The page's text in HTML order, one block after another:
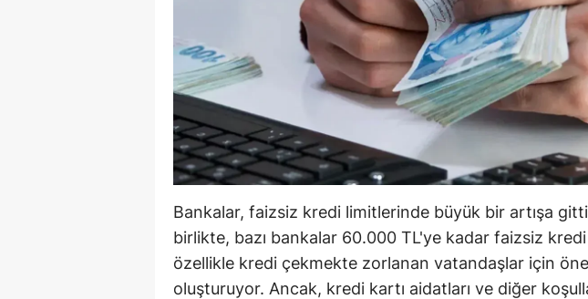
Bingöl
Bitlis
Bolu
Burdur
Bursa
Çankırı
Çorum
Bankalar, faizsiz kredi limitlerinde büyük bir artışa
birlikte, bazı bankalar 60.000 TL'ye kadar faizsiz
özellikle kredi çekmekte zorlanan vatandaşlar için
oluşturuyor. Ancak, kredi kartı aidatları ve diğer